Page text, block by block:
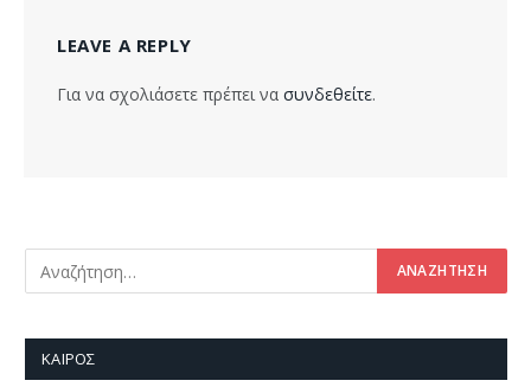
LEAVE A REPLY
Για να σχολιάσετε πρέπει να συνδεθείτε.
ΚΑΙΡΌΣ